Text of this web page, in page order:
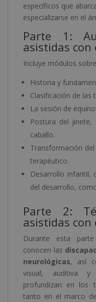
específicos que
especializarse en el
Parte 1:
asistidas con
Incluye módulos
Historia y
Clasificación de las
La sesión de
Postura del jinete,
caballo.
Transformación
terapéutico.
Desarrollo infantil,
del desarrollo,
Parte 2:
asistidas con
Durante esta
conocen las
neurológicas, así
visual, auditiva y
profundizan en los
tanto en el marco